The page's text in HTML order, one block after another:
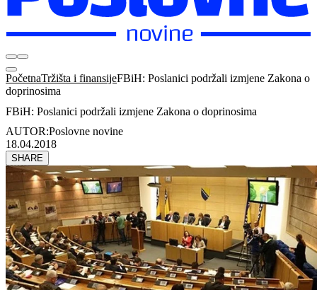
PočetnaTržišta i finansijeFBiH: Poslanici podržali izmjene Zakona o
doprinosima
FBiH: Poslanici podržali izmjene Zakona o doprinosima
AUTOR:Poslovne novine
18.04.2018
SHARE